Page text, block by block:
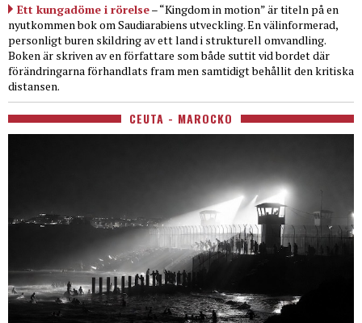
Ett kungadöme i rörelse– “Kingdom in motion” är titeln på en
nyutkommen bok om Saudiarabiens utveckling. En välinformerad,
personligt buren skildring av ett land i strukturell omvandling.
Boken är skriven av en författare som både suttit vid bordet där
förändringarna förhandlats fram men samtidigt behållit den kritiska
distansen.
CEUTA - MAROCKO